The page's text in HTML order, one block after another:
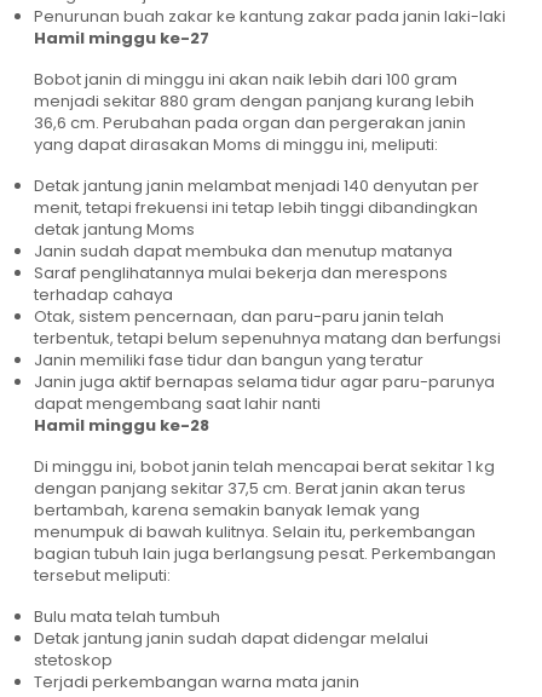
Penurunan buah zakar ke kantung zakar pada janin laki-laki
Hamil minggu ke-27
Bobot janin di minggu ini akan naik lebih dari 100 gram
menjadi sekitar 880 gram dengan panjang kurang lebih
36,6 cm. Perubahan pada organ dan pergerakan janin
yang dapat dirasakan Moms di minggu ini, meliputi:
Detak jantung janin melambat menjadi 140 denyutan per
menit, tetapi frekuensi ini tetap lebih tinggi dibandingkan
detak jantung Moms
Janin sudah dapat membuka dan menutup matanya
Saraf penglihatannya mulai bekerja dan merespons
terhadap cahaya
Otak, sistem pencernaan, dan paru-paru janin telah
terbentuk, tetapi belum sepenuhnya matang dan berfungsi
Janin memiliki fase tidur dan bangun yang teratur
Janin juga aktif bernapas selama tidur agar paru-parunya
dapat mengembang saat lahir nanti
Hamil minggu ke-28
Di minggu ini, bobot janin telah mencapai berat sekitar 1 kg
dengan panjang sekitar 37,5 cm. Berat janin akan terus
bertambah, karena semakin banyak lemak yang
menumpuk di bawah kulitnya. Selain itu, perkembangan
bagian tubuh lain juga berlangsung pesat. Perkembangan
tersebut meliputi:
Bulu mata telah tumbuh
Detak jantung janin sudah dapat didengar melalui
stetoskop
Terjadi perkembangan warna mata janin